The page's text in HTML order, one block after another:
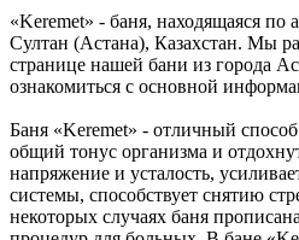
«Keremet» - баня, находящаяся по
Султан (Астана), Казахстан. Мы
странице нашей бани из города
ознакомиться с основной
Баня «Keremet» - отличный
общий тонус организма и
напряжение и усталость,
системы, способствует снятию
некоторых случаях баня